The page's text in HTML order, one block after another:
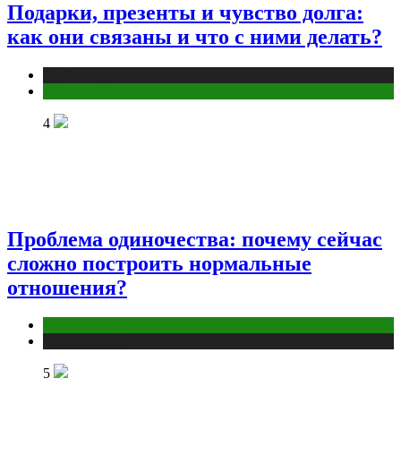
Подарки, презенты и чувство долга:
как они связаны и что с ними делать?
4
Проблема одиночества: почему сейчас
сложно построить нормальные
отношения?
5